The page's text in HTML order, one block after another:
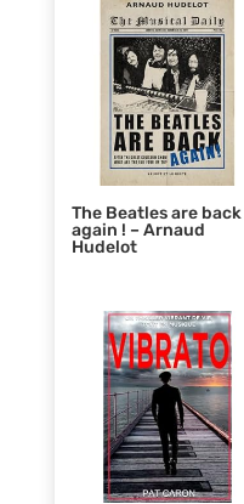
au
plus
The Beatles are back
again ! – Arnaud
Hudelot